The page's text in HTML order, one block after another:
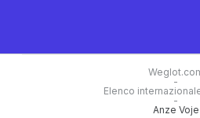
-
Elenco
-
Anze Voje